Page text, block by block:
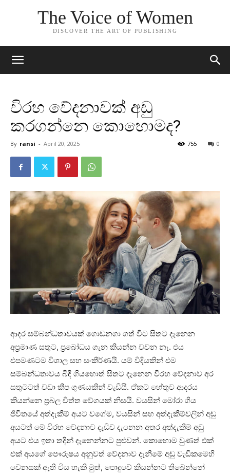
The Voice of Women
DISCOVER THE ART OF PUBLISHING
විරහ වේදනාවක් අඩු
කරගන්නෙ කොහොමද?
By ransi - April 20, 2025 0
755
ආදර සම්බන්ධතාවයක් ගොඩනගා ගත් විට සිතට දැනෙන
අප්‍රමාණ සතුට, ප්‍රබෝධය ගැන කියන්න වචන නෑ. එය
එපමණටම විශාල සහ සංකීර්ණයි. යම් විදියකින් එම
සම්බන්ධතාවය බිඳී ගියහොත් සිතට දැනෙන විරහ වේදනාව අර
සතුටටත් වඩා කීප ගුණයකින් වැඩියි. ඒකට හේතුව ආදරය
කියන්නෙ ප්‍රබල චිත්ත වේගයක් නිසයි. වයසින් මෝරා ගිය
ජීවිතයේ අත්දැකීම් අයට වගේම, වයසින් සහ අත්දැකීම්වලින් අඩු
අයටත් මේ විරහ වේදනාව දැඩිව දැනෙන අතර අත්දැකීම් අඩු
අයට එය ඉතා තදින් දැනෙන්නට පුළුවන්. කොහොම වුණත් එක්
එක් අයගේ පෞරුෂය අනුවත් වේදනාව දැනීමේ අඩු වැඩිකමෙහි
වෙනසක් ඇති විය හැකි මුත්, පොදුවේ කියන්නට තිබෙන්නේ